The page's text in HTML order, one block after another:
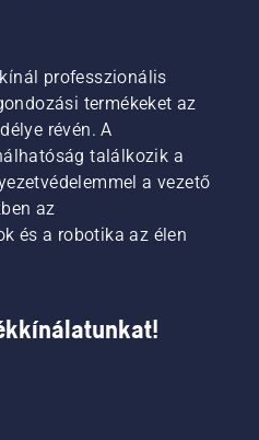
professzionális
termékeket az
révén. A
találkozik a
a vezető
az
és a robotika az élen